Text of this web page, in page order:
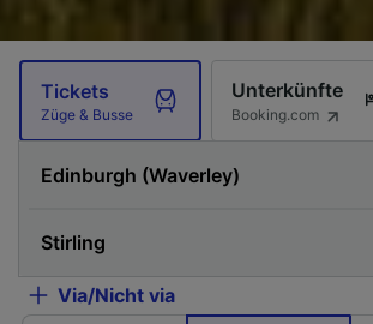
Tickets
Züge & Busse
Unterkünfte
Booking.com
Via/Nicht via